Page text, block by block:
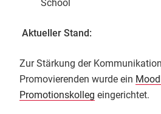
School
Aktueller Stand:
Zur Stärkung der
Promovierenden wurde ein
Promotionskolleg eingerichtet.